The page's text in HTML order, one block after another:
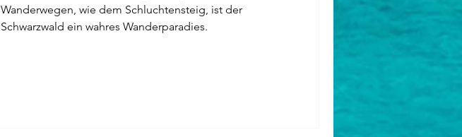
Wanderwegen, wie dem Schluchtensteig, ist der
Schwarzwald ein wahres Wanderparadies.